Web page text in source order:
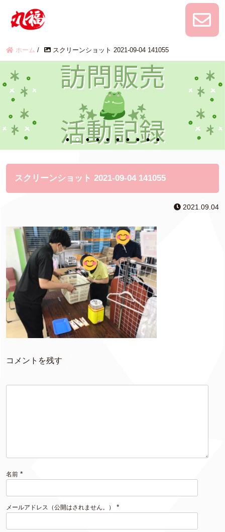
ホーム / スクリーンショット 2021-09-04 141055
スクリーンショット 2021-09-04 141055
2021.09.04
コメントを残す
名前 *
メールアドレス（公開はされません。） *